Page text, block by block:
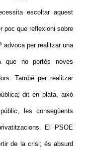
escoltar aquest
poc que reflexioni sobre
advoca per realitzar una
que no portés noves
També per realitzar
dit en plata, això
les consegüents
El PSOE
de la crisi; és absurd